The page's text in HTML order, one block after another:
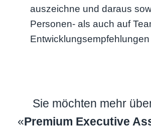
auszeichne und daraus
Personen- als auch auf
Sie möchten mehr
«Premium Executive